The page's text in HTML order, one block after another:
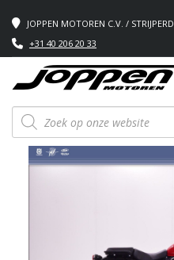
JOPPEN MOTOREN C.V. /
+31 40 206 20 33
Producten
zoeken